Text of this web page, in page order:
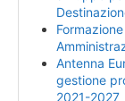
Antenna
gestione
2021-2027